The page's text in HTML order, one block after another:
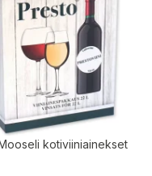
kotiviiniainekset